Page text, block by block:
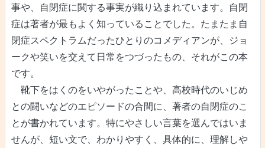
事や、自閉症に関する事実が織り込まれています。自閉
症は著者が最もよく知っていることでした。たまたま自
閉症スペクトラムだったひとりのコメディアンが、ジョ
ークや笑いを交えて日常をつづったもの、それがこの本
です。
靴下をはくのをいやがったことや、高校時代のいじめ
との闘いなどのエピソードの合間に、著者の自閉症のこ
とが書かれています。特にやさしい言葉を選んではいま
せんが、短い文で、わかりやすく、具体的に、理解しや